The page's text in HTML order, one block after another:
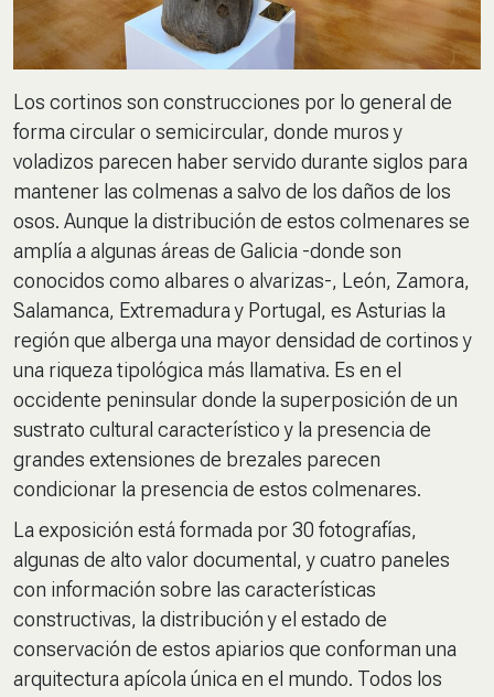
Los cortinos son construcciones por lo general de
forma circular o semicircular, donde muros y
voladizos parecen haber servido durante siglos para
mantener las colmenas a salvo de los daños de los
osos. Aunque la distribución de estos colmenares se
amplía a algunas áreas de Galicia -donde son
conocidos como albares o alvarizas-, León, Zamora,
Salamanca, Extremadura y Portugal, es Asturias la
región que alberga una mayor densidad de cortinos y
una riqueza tipológica más llamativa. Es en el
occidente peninsular donde la superposición de un
sustrato cultural característico y la presencia de
grandes extensiones de brezales parecen
condicionar la presencia de estos colmenares.
La exposición está formada por 30 fotografías,
algunas de alto valor documental, y cuatro paneles
con información sobre las características
constructivas, la distribución y el estado de
conservación de estos apiarios que conforman una
arquitectura apícola única en el mundo. Todos los